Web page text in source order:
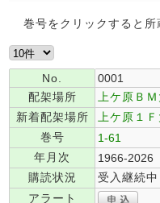
巻号をクリックすると所
No.
0001
配架場所
上ケ原Ｂ
新着配架場所
上ケ原１
巻号
1-61
年月次
1966-2026
購読状況
受入継続中
アラート